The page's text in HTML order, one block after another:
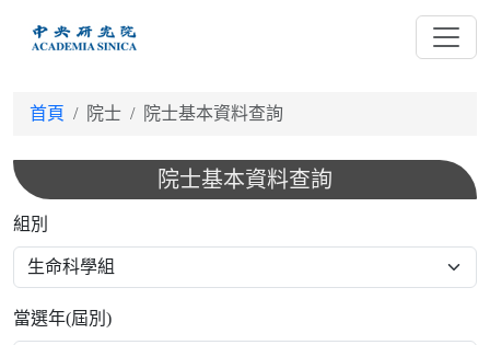
首頁 院士 院士基本資料查詢
院士基本資料查詢
組別
當選年(屆別)